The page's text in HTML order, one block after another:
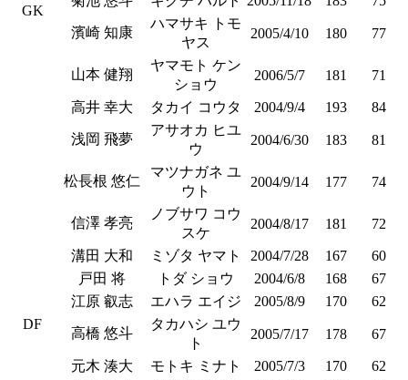
GK
濱崎 知康
ハマサキ トモ
ヤス
2005/4/10 180 77
山本 健翔
ヤマモト ケン
ショウ
2006/5/7 181 71
DF
高井 幸大 タカイ コウタ 2004/9/4 193 84
浅岡 飛夢
アサオカ ヒユ
ウ
2004/6/30 183 81
松長根 悠仁
マツナガネ ユ
ウト
2004/9/14 177 74
信澤 孝亮
ノブサワ コウ
スケ
2004/8/17 181 72
溝田 大和 ミゾタ ヤマト 2004/7/28 167
60
戸田 将
トダ ショウ 2004/6/8 168
67
江原 叡志
エハラ エイジ 2005/8/9 170 62
高橋 悠斗
タカハシ ユウ
ト
2005/7/17 178 67
元木 湊大 モトキ ミナト 2005/7/3 170
62